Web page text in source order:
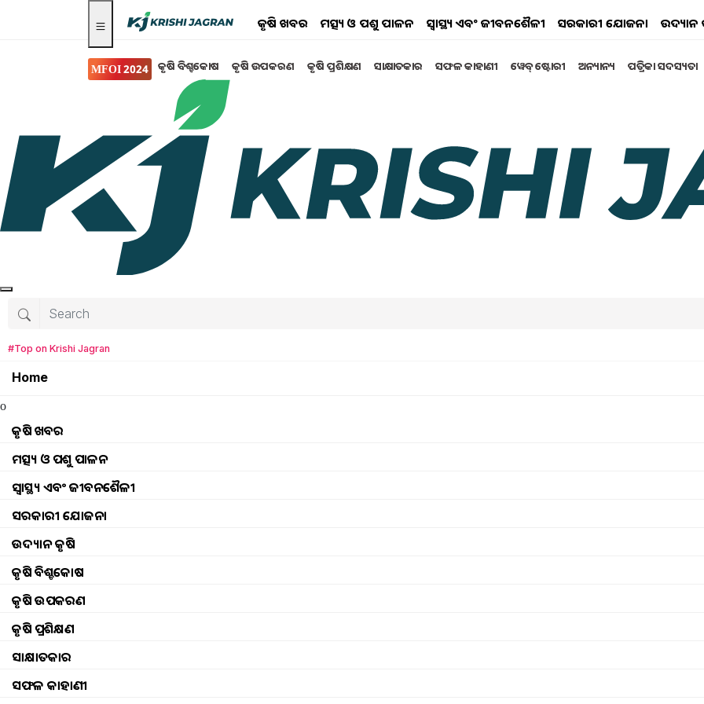
କୃଷି ଖବର ମତ୍ସ୍ୟ ଓ ପଶୁ ପାଳନ ସ୍ୱାସ୍ଥ୍ୟ ଏବଂ ଜୀବନଶୈଳୀ ସରକାରୀ ଯୋଜନା ଉଦ୍ୟାନ
MFOI 2024 କୃଷି ବିଶ୍ବକୋଷ କୃଷି ଉପକରଣ କୃଷି ପ୍ରଶିକ୍ଷଣ ସାକ୍ଷାତକାର ସଫଳ କାହାଣୀ ୱେବ୍ ଷ୍ଟୋରୀ ଅନ୍ୟାନ୍ୟ ପତ୍ରିକା ସଦସ୍ୟତା
#Top on Krishi Jagran
Home
o
କୃଷି ଖବର
ମତ୍ସ୍ୟ ଓ ପଶୁ ପାଳନ
ସ୍ୱାସ୍ଥ୍ୟ ଏବଂ ଜୀବନଶୈଳୀ
ସରକାରୀ ଯୋଜନା
ଉଦ୍ୟାନ କୃଷି
କୃଷି ବିଶ୍ବକୋଷ
କୃଷି ଉପକରଣ
କୃଷି ପ୍ରଶିକ୍ଷଣ
ସାକ୍ଷାତକାର
ସଫଳ କାହାଣୀ
କୃଷି ଖବର
ବଢ଼ିବ କର୍ମଚାରୀଙ୍କ ଅବସର ବୟସ ସୀମା ଓ ପେନସନ
ରାଶି! ଜାଣନ୍ତୁ...
କେନ୍ଦ୍ରୀୟ କର୍ମଚାରୀଙ୍କ ପାଇଁ ଖୁବ୍ ଶୀଘ୍ର ଖୁସି ଖବର ଆସିପାରେ । କର୍ମଚାରୀଙ୍କ ଅବସର ବୟସ ଓ ପେନସନ ରାଶି ବଢ଼ାଇବା